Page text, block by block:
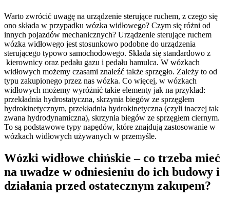
Warto zwrócić uwagę na urządzenie sterujące ruchem, z czego się
ono składa w przypadku wózka widłowego? Czym się różni od
innych pojazdów mechanicznych? Urządzenie sterujące ruchem
wózka widłowego jest stosunkowo podobne do urządzenia
sterującego typowo samochodowego. Składa się standardowo z
kierownicy oraz pedału gazu i pedału hamulca. W wózkach
widłowych możemy czasami znaleźć także sprzęgło. Zależy to od
typu zakupionego przez nas wózka. Co więcej, w wózkach
widłowych możemy wyróżnić takie elementy jak na przykład:
przekładnia hydrostatyczna, skrzynia biegów ze sprzęgłem
hydrokinetycznym, przekładnia hydrokinetyczna (czyli inaczej tak
zwana hydrodynamiczna), skrzynia biegów ze sprzęgłem ciernym.
To są podstawowe typy napędów, które znajdują zastosowanie w
wózkach widłowych używanych w przemyśle.
Wózki widłowe chińskie – co trzeba mieć
na uwadze w odniesieniu do ich budowy i
działania przed ostatecznym zakupem?